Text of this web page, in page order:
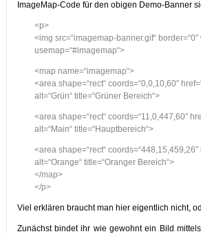
ImageMap-Code für den obigen Demo-Banner
<p>
<img src=“imagemap-banner.gif“ border=“0″
usemap=“#imagemap“>
<map name=“imagemap“>
<area shape=“rect“ coords=“0,0,10,60″
alt=“Grün“ title=“Grüner Bereich“>
<area shape=“rect“ coords=“11,0,447,60″
alt=“Main“ title=“Hauptbereich“>
<area shape=“rect“
alt=“Orange“ title=“Oranger Bereich“>
</map>
</p>
Viel erklären braucht man hier eigentlich nicht,
Zunächst bindet ihr wie gewohnt ein Bild